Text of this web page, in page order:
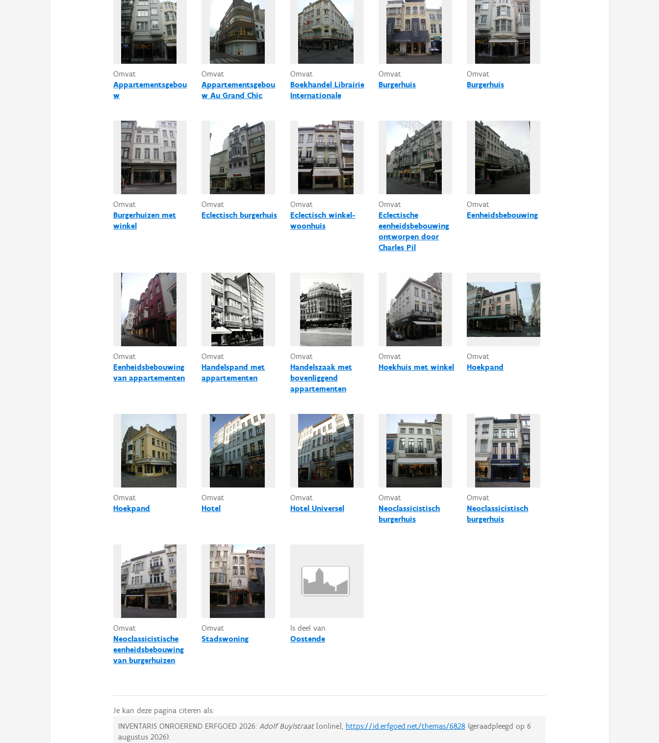
Omvat
Appartementsgebou
w
Omvat
Appartementsgebou
w Au Grand Chic
Omvat
Boekhandel Librairie
Internationale
Omvat
Burgerhuis
Omvat
Burgerhuis
Omvat
Burgerhuizen met
winkel
Omvat
Eclectisch burgerhuis
Omvat
Eclectisch winkel-
woonhuis
Omvat
Eclectische
eenheidsbebouwing
ontworpen door
Charles Pil
Omvat
Eenheidsbebouwing
Omvat
Eenheidsbebouwing
van appartementen
Omvat
Handelspand met
appartementen
Omvat
Handelszaak met
bovenliggend
appartementen
Omvat
Hoekhuis met winkel
Omvat
Hoekpand
Omvat
Hoekpand
Omvat
Hotel
Omvat
Hotel Universel
Omvat
Neoclassicistisch
burgerhuis
Omvat
Neoclassicistisch
burgerhuis
Omvat
Neoclassicistische
eenheidsbebouwing
van burgerhuizen
Omvat
Stadswoning
Is deel van
Oostende
Je kan deze pagina citeren als:
INVENTARIS ONROEREND ERFGOED 2026:Adolf Buylstraat[online], https://id.erfgoed.net/themas/6828 (geraadpleegd op6
augustus 2026).